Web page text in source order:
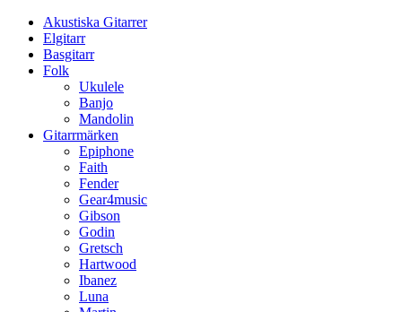
Akustiska Gitarrer
Elgitarr
Basgitarr
Folk
Ukulele
Banjo
Mandolin
Gitarrmärken
Epiphone
Faith
Fender
Gear4music
Gibson
Godin
Gretsch
Hartwood
Ibanez
Luna